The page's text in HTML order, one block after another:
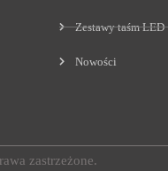
Zestawy taśm LED
Nowości
zastrzeżone.